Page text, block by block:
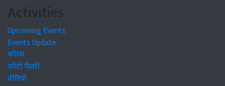
Activities
Upcoming Events
Events Update
फोरम
फोटो गैलरी
वीडियो